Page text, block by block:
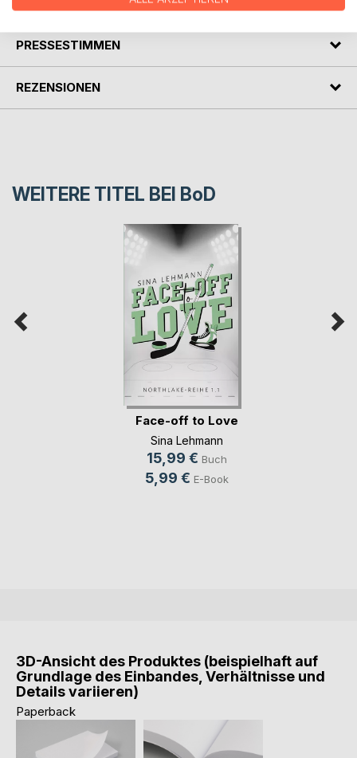
PRESSESTIMMEN
REZENSIONEN
WEITERE TITEL BEI BoD
Face-off to Love
Sina Lehmann
15,99 € Buch
5,99 € E-Book
3D-Ansicht des Produktes (beispielhaft auf
Grundlage des Einbandes, Verhältnisse und
Details variieren)
Paperback